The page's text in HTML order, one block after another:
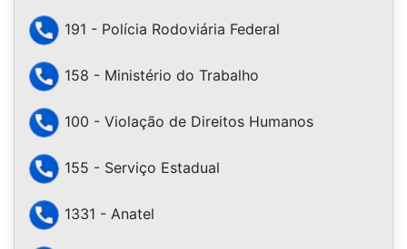
191 - Polícia Rodoviária Federal
158 - Ministério do Trabalho
100 - Violação de Direitos Humanos
155 - Serviço Estadual
1331 - Anatel